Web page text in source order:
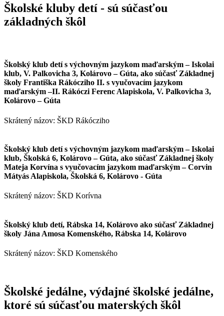
Školské kluby detí - sú súčasťou
základných škôl
Školský klub detí s výchovným jazykom maďarským – Iskolai
klub, V. Palkovicha 3, Kolárovo – Gúta, ako súčasť Základnej
školy Františka Rákócziho II. s vyučovacím jazykom
maďarským –II. Rákóczi Ferenc Alapiskola, V. Palkovicha 3,
Kolárovo – Gúta
Skrátený názov: ŠKD Rákócziho
Školský klub detí s výchovným jazykom maďarským – Iskolai
klub, Školská 6, Kolárovo – Gúta, ako súčasť Základnej školy
Mateja Korvína s vyučovacím jazykom maďarským – Corvin
Mátyás Alapiskola, Školská 6, Kolárovo - Gúta
Skrátený názov: ŠKD Korívna
Školský klub detí, Rábska 14, Kolárovo ako súčasť Základnej
školy Jána Amosa Komenského, Rábska 14, Kolárovo
Skrátený názov: ŠKD Komenského
Školské jedálne, výdajné školské jedálne,
ktoré sú súčasťou materských škôl